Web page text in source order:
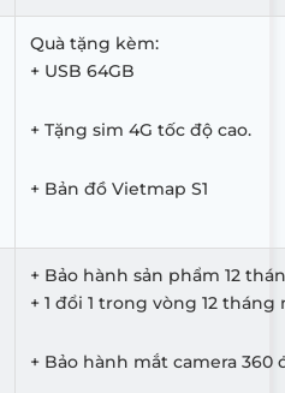
Quà tặng kèm:
+ USB 64GB
+ Tặng sim 4G tốc độ cao.
+ Bản đồ Vietmap S1
+ Bảo hành sản phẩm 12
+ 1 đổi 1 trong vòng 12
+ Bảo hành mắt camera 360